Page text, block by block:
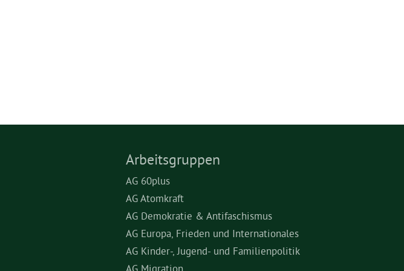
Arbeitsgruppen
AG 60plus
AG Atomkraft
AG Demokratie & Antifaschismus
AG Europa, Frieden und Internationales
AG Kinder-, Jugend- und Familienpolitik
AG Migration